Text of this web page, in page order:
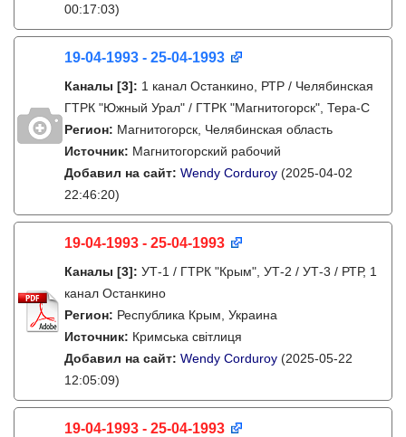
00:17:03)
19-04-1993 - 25-04-1993
Каналы [3]: 1 канал Останкино, РТР / Челябинская
ГТРК "Южный Урал" / ГТРК "Магнитогорск", Тера-С
Регион: Магнитогорск, Челябинская область
Источник: Магнитогорский рабочий
Добавил на сайт: Wendy Corduroy (2025-04-02
22:46:20)
19-04-1993 - 25-04-1993
Каналы [3]: УТ-1 / ГТРК "Крым", УТ-2 / УТ-3 / РТР, 1
канал Останкино
Регион: Республика Крым, Украина
Источник: Кримська світлиця
Добавил на сайт: Wendy Corduroy (2025-05-22
12:05:09)
19-04-1993 - 25-04-1993